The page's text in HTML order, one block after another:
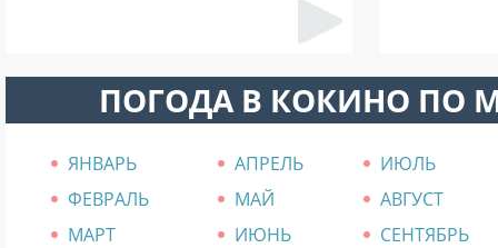
ПОГОДА В КОКИНО ПО
ЯНВАРЬ АПРЕЛЬ
ИЮЛЬ
ФЕВРАЛЬ
МАЙ
АВГУСТ
МАРТ
ИЮНЬ СЕНТЯБРЬ